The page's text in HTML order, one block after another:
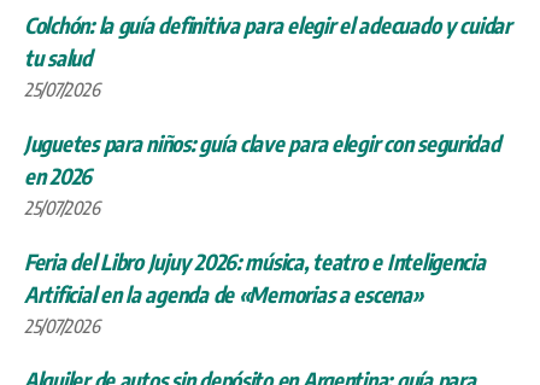
Colchón: la guía definitiva para elegir el adecuado y cuidar
tu salud
25/07/2026
Juguetes para niños: guía clave para elegir con seguridad
en 2026
25/07/2026
Feria del Libro Jujuy 2026: música, teatro e Inteligencia
Artificial en la agenda de «Memorias a escena»
25/07/2026
Alquiler de autos sin depósito en Argentina: guía para